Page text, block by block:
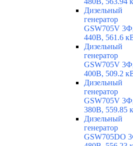
Дизельный
генератор
GSW705V
440В, 561.6
Дизельный
генератор
GSW705V
400В, 509.2
Дизельный
генератор
GSW705V
380В, 559.85
Дизельный
генератор
GSW705DO